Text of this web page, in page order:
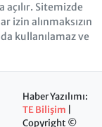
Sitemizde
izin alınmaksızın
kullanılamaz ve
Haber Yazılımı:
TE Bilişim
Copyright ©